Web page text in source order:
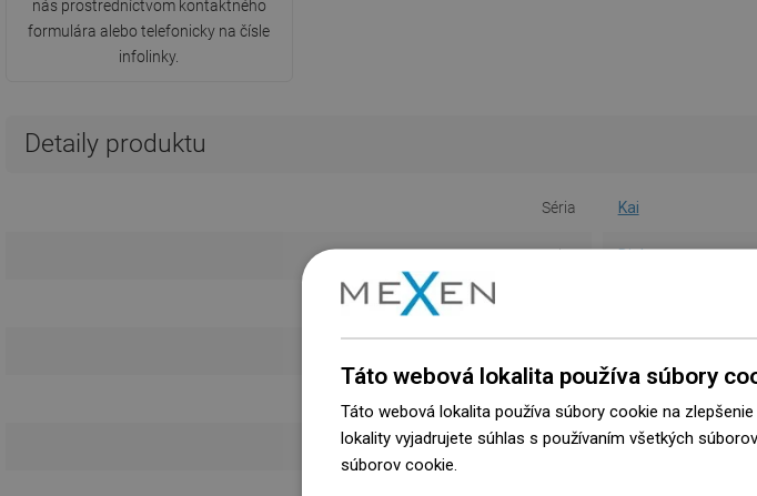
nás prostredníctvom kontaktného
formulára alebo telefonicky na čísle
infolinky.
Detaily produktu
Séria Kai
Farba Biela
Bezpečnostné informácie Stiahnutie
Táto webová lokalita používa súbory
Táto webová lokalita používa súbory cookie na
lokality vyjadrujete súhlas s používaním všetkých
súborov cookie.